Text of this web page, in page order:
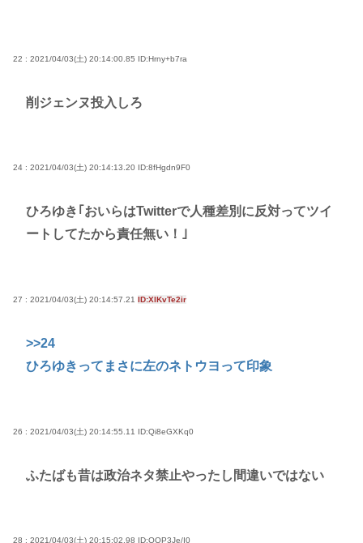
22 : 2021/04/03(土) 20:14:00.85 ID:Hrny+b7ra
削ジェンヌ投入しろ
24 : 2021/04/03(土) 20:14:13.20 ID:8fHgdn9F0
ひろゆき｢おいらはTwitterで人種差別に反対ってツイ
ートしてたから責任無い！｣
27 : 2021/04/03(土) 20:14:57.21 ID:XlKvTe2ir
>>24
ひろゆきってまさに左のネトウヨって印象
26 : 2021/04/03(土) 20:14:55.11 ID:Qi8eGXKq0
ふたばも昔は政治ネタ禁止やったし間違いではない
28 : 2021/04/03(土) 20:15:02.98 ID:OQP3Je/I0